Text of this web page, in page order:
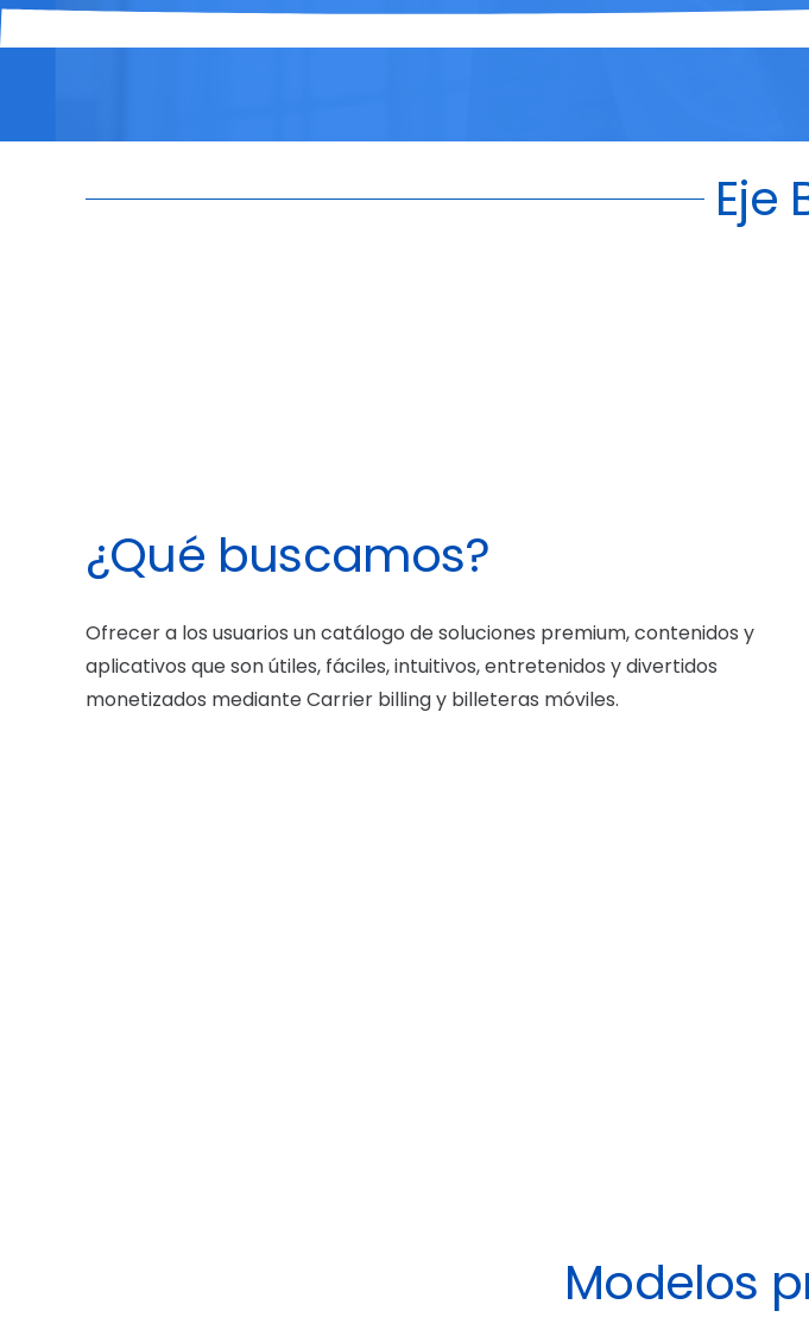
Eje
¿Qué buscamos?
Ofrecer a los usuarios un catálogo de soluciones premium, contenidos y
aplicativos que son útiles, fáciles, intuitivos, entretenidos y divertidos
monetizados mediante Carrier billing y billeteras móviles.
Modelos